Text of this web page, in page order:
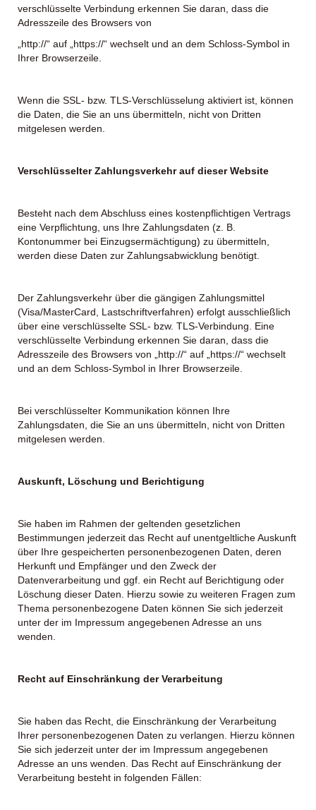
verschlüsselte Verbindung erkennen Sie daran, dass die
Adresszeile des Browsers von
„http://“ auf „https://“ wechselt und an dem Schloss-Symbol in
Ihrer Browserzeile.
Wenn die SSL- bzw. TLS-Verschlüsselung aktiviert ist, können
die Daten, die Sie an uns übermitteln, nicht von Dritten
mitgelesen werden.
Verschlüsselter Zahlungsverkehr auf dieser Website
Besteht nach dem Abschluss eines kostenpflichtigen Vertrags
eine Verpflichtung, uns Ihre Zahlungsdaten (z. B.
Kontonummer bei Einzugsermächtigung) zu übermitteln,
werden diese Daten zur Zahlungsabwicklung benötigt.
Der Zahlungsverkehr über die gängigen Zahlungsmittel
(Visa/MasterCard, Lastschriftverfahren) erfolgt ausschließlich
über eine verschlüsselte SSL- bzw. TLS-Verbindung. Eine
verschlüsselte Verbindung erkennen Sie daran, dass die
Adresszeile des Browsers von „http://“ auf „https://“ wechselt
und an dem Schloss-Symbol in Ihrer Browserzeile.
Bei verschlüsselter Kommunikation können Ihre
Zahlungsdaten, die Sie an uns übermitteln, nicht von Dritten
mitgelesen werden.
Auskunft, Löschung und Berichtigung
Sie haben im Rahmen der geltenden gesetzlichen
Bestimmungen jederzeit das Recht auf unentgeltliche Auskunft
über Ihre gespeicherten personenbezogenen Daten, deren
Herkunft und Empfänger und den Zweck der
Datenverarbeitung und ggf. ein Recht auf Berichtigung oder
Löschung dieser Daten. Hierzu sowie zu weiteren Fragen zum
Thema personenbezogene Daten können Sie sich jederzeit
unter der im Impressum angegebenen Adresse an uns
wenden.
Recht auf Einschränkung der Verarbeitung
Sie haben das Recht, die Einschränkung der Verarbeitung
Ihrer personenbezogenen Daten zu verlangen. Hierzu können
Sie sich jederzeit unter der im Impressum angegebenen
Adresse an uns wenden. Das Recht auf Einschränkung der
Verarbeitung besteht in folgenden Fällen: